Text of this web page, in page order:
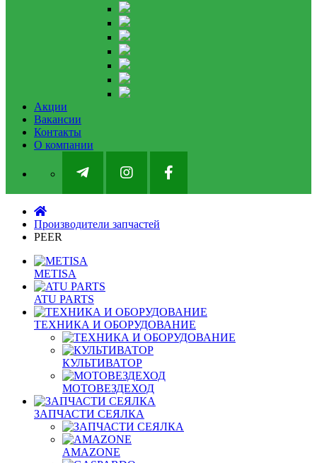
Акции
Вакансии
Контакты
О компании
Производители запчастей
PEER
METISA
ATU PARTS
ТЕХНИКА И ОБОРУДОВАНИЕ
КУЛЬТИВАТОР
МОТОВЕЗДЕХОД
ЗАПЧАСТИ СЕЯЛКА
AMAZONE